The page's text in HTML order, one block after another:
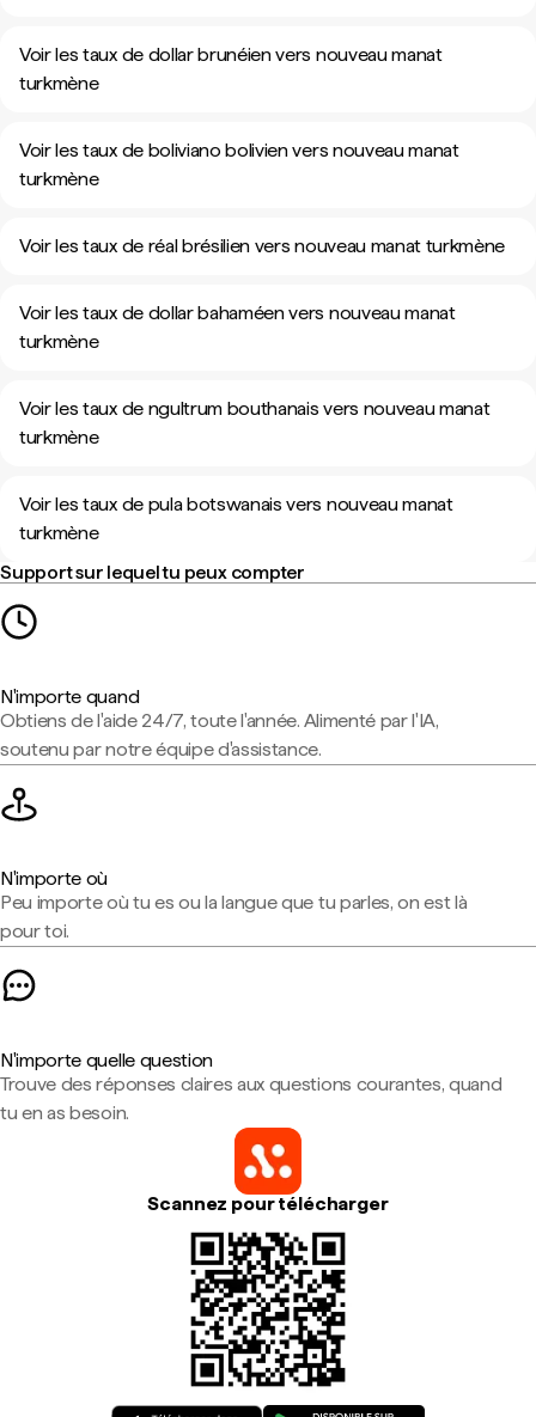
Voir les taux de dollar brunéien vers nouveau manat
turkmène
Voir les taux de boliviano bolivien vers nouveau manat
turkmène
Voir les taux de réal brésilien vers nouveau manat turkmène
Voir les taux de dollar bahaméen vers nouveau manat
turkmène
Voir les taux de ngultrum bouthanais vers nouveau manat
turkmène
Voir les taux de pula botswanais vers nouveau manat
turkmène
Support sur lequel tu peux compter
N'importe quand
Obtiens de l'aide 24/7, toute l'année. Alimenté par l'IA,
soutenu par notre équipe d'assistance.
N'importe où
Peu importe où tu es ou la langue que tu parles, on est là
pour toi.
N'importe quelle question
Trouve des réponses claires aux questions courantes, quand
tu en as besoin.
Scannez pour télécharger